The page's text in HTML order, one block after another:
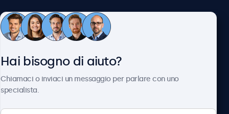
Servizio Clienti
Hai bisogno di aiuto?
Chiamaci o inviaci un messaggio per parlare con uno
specialista.